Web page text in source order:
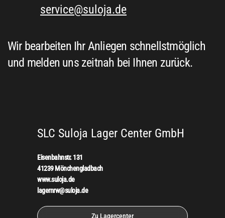
service@suloja.de
Wir bearbeiten Ihr Anliegen schnellstmöglich
und melden uns zeitnah bei Ihnen zurück.
SLC Suloja Lager Center GmbH
Eisenbahnstr. 131
41239 Mönchengladbach
www.suloja.de
lagernrw@suloja.de
Zu Lagercenter